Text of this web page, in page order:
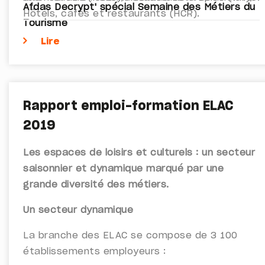
Hôtels, cafés et restaurants (HCR).
Afdas Decrypt' spécial Semaine des Métiers du
Tourisme
Lire
Rapport emploi-formation ELAC
2019
Les espaces de loisirs et culturels : un secteur
saisonnier et dynamique marqué par une
grande diversité des métiers.
Un secteur dynamique
La branche des ELAC se compose de 3 100
établissements employeurs :